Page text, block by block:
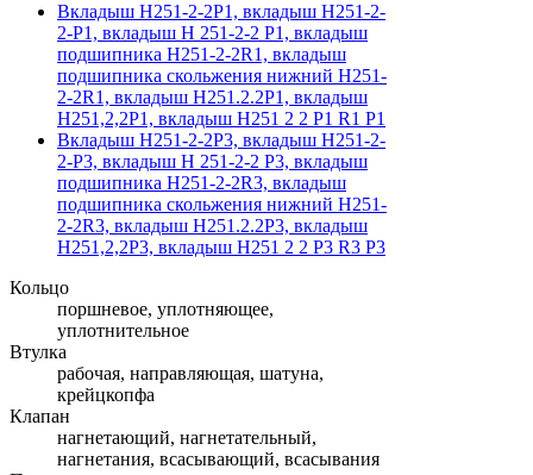
Вкладыш Н251-2-2Р1, вкладыш Н251-2-
2-Р1, вкладыш Н 251-2-2 Р1, вкладыш
подшипника Н251-2-2R1, вкладыш
подшипника скольжения нижний Н251-
2-2R1, вкладыш Н251.2.2Р1, вкладыш
Н251,2,2Р1, вкладыш Н251 2 2 Р1 R1 P1
Вкладыш Н251-2-2Р3, вкладыш Н251-2-
2-Р3, вкладыш Н 251-2-2 Р3, вкладыш
подшипника Н251-2-2R3, вкладыш
подшипника скольжения нижний Н251-
2-2R3, вкладыш Н251.2.2Р3, вкладыш
Н251,2,2Р3, вкладыш Н251 2 2 Р3 R3 P3
Кольцо
поршневое, уплотняющее,
уплотнительное
Втулка
рабочая, направляющая, шатуна,
крейцкопфа
Клапан
нагнетающий, нагнетательный,
нагнетания, всасывающий, всасывания